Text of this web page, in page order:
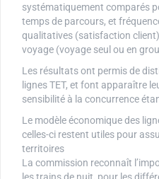
systématiquement comparés
temps de parcours, et
qualitatives (satisfaction
voyage (voyage seul ou en
Les résultats ont permis de
lignes TET, et font apparaître
sensibilité à la concurrence
Le modèle économique des
celles-ci restent utiles pour
territoires
La commission reconnaît